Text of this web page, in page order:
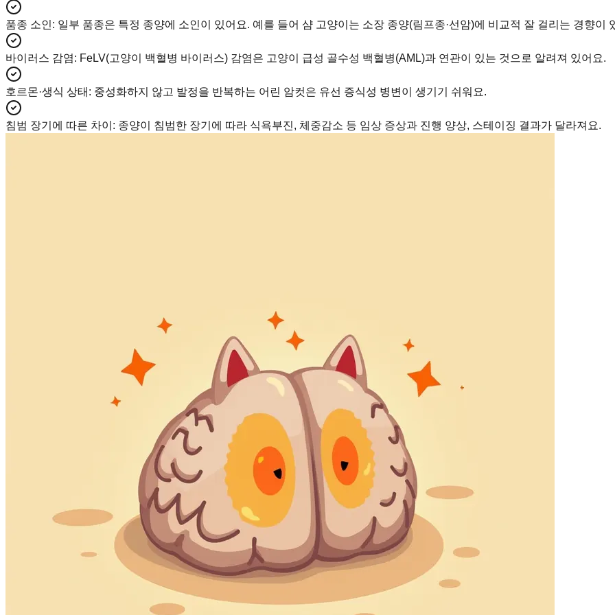
품종 소인: 일부 품종은 특정 종양에 소인이 있어요. 예를 들어 샴 고양이는 소장 종양(림프종·선암)에 비교적 잘 걸리는 경향이
바이러스 감염: FeLV(고양이 백혈병 바이러스) 감염은 고양이 급성 골수성 백혈병(AML)과 연관이 있는 것으로 알려져 있어요.
호르몬·생식 상태 : 중성화하지 않고 발정을 반복하는 어린 암컷은 유선 증식성 병변이 생기기 쉬워요.
침범 장기에 따른 차이 : 종양이 침범한 장기에 따라 식욕부진, 체중감소 등 임상 증상과 진행 양상, 스테이징 결과가 달라져요.